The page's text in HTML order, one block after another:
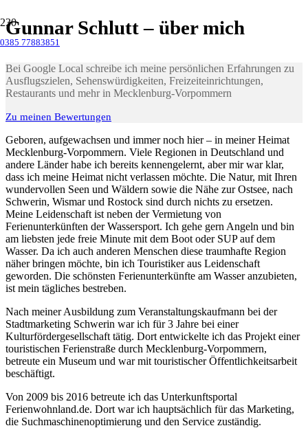
0385 77883851
Gunnar Schlutt – über mich
Bei Google Local schreibe ich meine persönlichen Erfahrungen zu
Ausflugszielen, Sehenswürdigkeiten, Freizeiteinrichtungen,
Restaurants und mehr in Mecklenburg-Vorpommern
Zu meinen Bewertungen
Geboren, aufgewachsen und immer noch hier – in meiner Heimat
Mecklenburg-Vorpommern. Viele Regionen in Deutschland und
andere Länder habe ich bereits kennengelernt, aber mir war klar,
dass ich meine Heimat nicht verlassen möchte. Die Natur, mit Ihren
wundervollen Seen und Wäldern sowie die Nähe zur Ostsee, nach
Schwerin, Wismar und Rostock sind durch nichts zu ersetzen.
Meine Leidenschaft ist neben der Vermietung von
Ferienunterkünften der Wassersport. Ich gehe gern Angeln und bin
am liebsten jede freie Minute mit dem Boot oder SUP auf dem
Wasser. Da ich auch anderen Menschen diese traumhafte Region
näher bringen möchte, bin ich Touristiker aus Leidenschaft
geworden. Die schönsten Ferienunterkünfte am Wasser anzubieten,
ist mein tägliches bestreben.
Nach meiner Ausbildung zum Veranstaltungskaufmann bei der
Stadtmarketing Schwerin war ich für 3 Jahre bei einer
Kulturfördergesellschaft tätig. Dort entwickelte ich das Projekt einer
touristischen Ferienstraße durch Mecklenburg-Vorpommern,
betreute ein Museum und war mit touristischer Öffentlichkeitsarbeit
beschäftigt.
Von 2009 bis 2016 betreute ich das Unterkunftsportal
Ferienwohnland.de. Dort war ich hauptsächlich für das Marketing,
die Suchmaschinenoptimierung und den Service zuständig.